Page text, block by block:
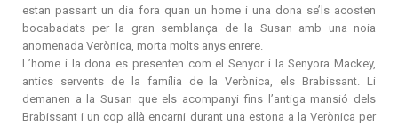
estan passant un dia fora quan un home i una dona se’ls acosten
bocabadats per la gran semblança de la Susan amb una noia
anomenada Verònica, morta molts anys enrere.
L’home i la dona es presenten com el Senyor i la Senyora Mackey,
antics servents de la família de la Verònica, els Brabissant. Li
demanen a la Susan que els acompanyi fins l’antiga mansió dels
Brabissant i un cop allà encarni durant una estona a la Verònica per